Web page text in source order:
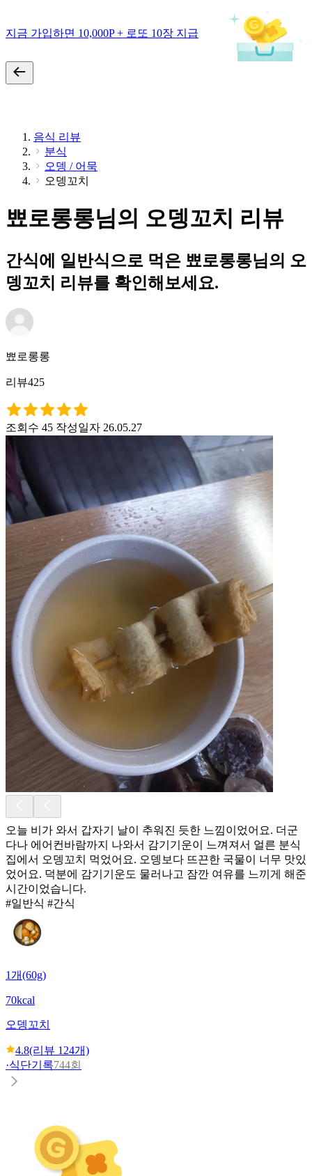
지금 가입하면 10,000P + 로또 10장 지급
음식 리뷰
분식
오뎅 / 어묵
오뎅꼬치
뾰로롱롱님의 오뎅꼬치 리뷰
간식에 일반식으로 먹은 뾰로롱롱님의 오
뎅꼬치 리뷰를 확인해보세요.
뾰로롱롱
리뷰425
조회수 45 작성일자 26.05.27
오늘 비가 와서 갑자기 날이 추워진 듯한 느낌이었어요. 더군
다나 에어컨바람까지 나와서 감기기운이 느껴져서 얼른 분식
집에서 오뎅꼬치 먹었어요. 오뎅보다 뜨끈한 국물이 너무 맛있
었어요. 덕분에 감기기운도 물러나고 잠깐 여유를 느끼게 해준
시간이었습니다.
#일반식 #간식
1개(60g)
70kcal
오뎅꼬치
4.8(리뷰 124개)
·식단기록744회